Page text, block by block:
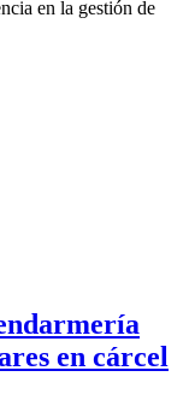
en la gestión de
en cárcel